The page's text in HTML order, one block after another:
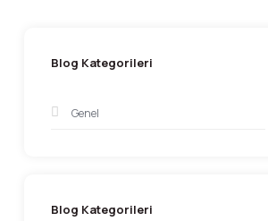
Blog Kategorileri
Genel
Blog Kategorileri